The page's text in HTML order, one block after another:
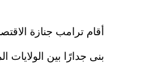
أقام ترامب جنازة
بنى جدارًا بين